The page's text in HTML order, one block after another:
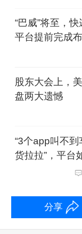
京东在本地
核心意图在
费”的闭环
里等平台竞
此时京东入
看，点评业
供决策依据
单，缩短消
“巴威”将至，
平台提前完成
股东大会上，
盘两大遗憾
“3个app叫不
货拉拉”，平台
分享